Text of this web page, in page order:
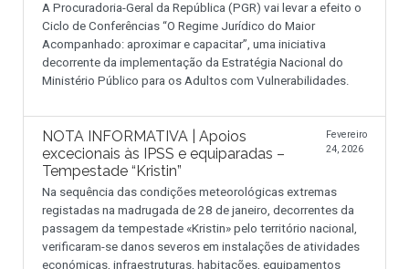
A Procuradoria-Geral da República (PGR) vai levar a efeito o
Ciclo de Conferências “O Regime Jurídico do Maior
Acompanhado: aproximar e capacitar”, uma iniciativa
decorrente da implementação da Estratégia Nacional do
Ministério Público para os Adultos com Vulnerabilidades.
NOTA INFORMATIVA | Apoios
excecionais às IPSS e equiparadas –
Tempestade “Kristin”
Fevereiro
24, 2026
Na sequência das condições meteorológicas extremas
registadas na madrugada de 28 de janeiro, decorrentes da
passagem da tempestade «Kristin» pelo território nacional,
verificaram-se danos severos em instalações de atividades
económicas, infraestruturas, habitações, equipamentos